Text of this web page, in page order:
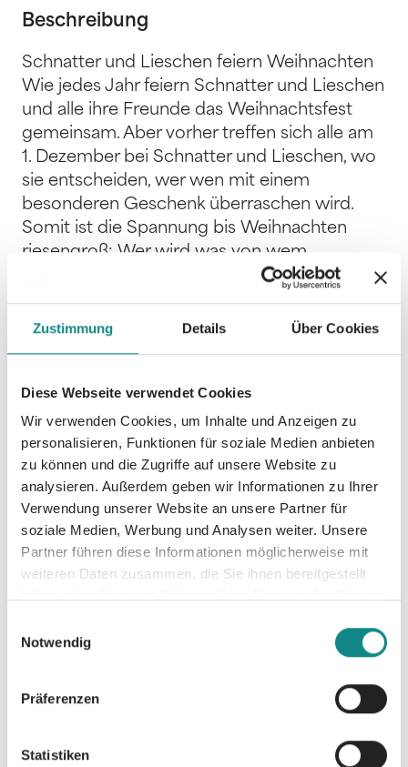
Zustimmung Details Über Cookies
Diese Webseite verwendet Cookies
Wir verwenden Cookies, um Inhalte und Anzeigen zu
personalisieren, Funktionen für soziale Medien anbieten
zu können und die Zugriffe auf unsere Website zu
analysieren. Außerdem geben wir Informationen zu Ihrer
Verwendung unserer Website an unsere Partner für
soziale Medien, Werbung und Analysen weiter. Unsere
Partner führen diese Informationen möglicherweise mit
weiteren Daten zusammen, die Sie ihnen bereitgestellt
Notwendig
Präferenzen
Statistiken
Beschreibung
Schnatter und Lieschen feiern Weihnachten
Wie jedes Jahr feiern Schnatter und Lieschen
und alle ihre Freunde das Weihnachtsfest
gemeinsam. Aber vorher treffen sich alle am
1. Dezember bei Schnatter und Lieschen, wo
sie entscheiden, wer wen mit einem
besonderen Geschenk überraschen wird.
Somit ist die Spannung bis Weihnachten
riesengroß: Wer wird was von wem
bekommen? Nachdem Lieschen das
Weihnachtsmenü gekocht hat und alle gut
gespeist haben, startet die Bescherung mit
volle Socken...
Informationen
PDF